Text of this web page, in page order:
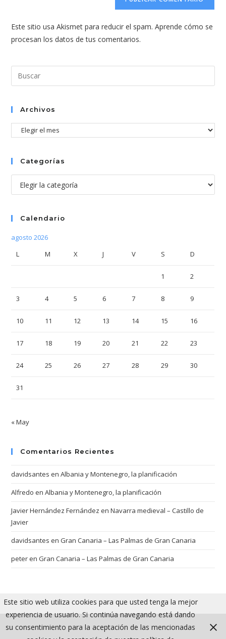
comentar
web
(opcional)
Este sitio usa Akismet para reducir el spam.Aprende cómo se
procesan los datos de tus comentarios.
el
Archivos
Archivos
Categorías
Categorías
Calendario
agosto 2026
L
M X J V S D
1 2
3 4 5 6 7 8 9
10 11 12 13 14 15 16
17 18 19 20 21 22 23
24 25 26 27 28 29 30
31
« May
Comentarios Recientes
davidsantes enAlbania y Montenegro, la planificación
Alfredo enAlbania y Montenegro, la planificación
Javier Hernández Fernández enNavarra medieval – Castillo de
Javier
davidsantes enGran Canaria – Las Palmas de Gran Canaria
peterenGran Canaria – Las Palmas de Gran Canaria
Este sitio web utiliza cookies para que usted tenga la mejor
experiencia de usuario. Si continúa navegando está dando
su consentimiento para la aceptación de las mencionadas